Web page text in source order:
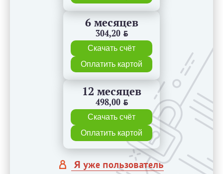
6 месяцев
304,20 BYN
Скачать счёт
Оплатить картой
12 месяцев
498,00 BYN
Скачать счёт
Оплатить картой
Я уже пользователь